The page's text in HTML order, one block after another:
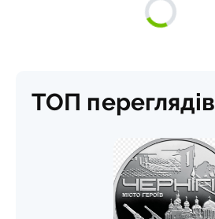
ТОП переглядів